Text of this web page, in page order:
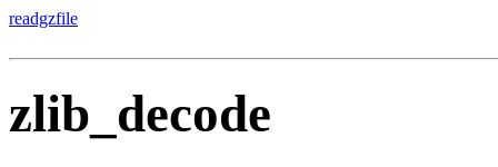
readgzfile
zlib_decode